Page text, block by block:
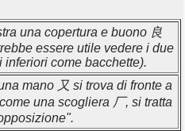
una copertura e buono 良
essere utile vedere i due
inferiori come bacchette).
mano 又 si trova di fronte a
una scogliera 厂, si tratta